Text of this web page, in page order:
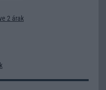
2 árak